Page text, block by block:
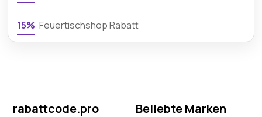
15% Feuertischshop Rabatt
rabattcode.pro Beliebte Marken